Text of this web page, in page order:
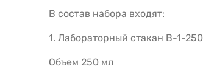
В состав набора входят:
1. Лабораторный стакан В-1-250
Объем 250 мл